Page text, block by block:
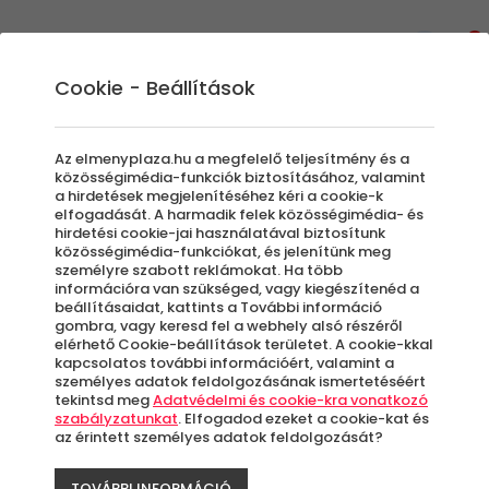
Virtuális Valóság | Szimulátoros
Élmények
A virtuális valóság játékok mindenki számára
izgalmasak, garantáltan feledhetetlen
élményt jelent egy ilyen ajándék. Amint
felveszed - Te, vagy pedig az, akit meglepsz a
VR (Virtual Reality) játék kuponnal - a VR
szemüveget, hihetetlen élményeket élhettek át.
Más testet kapsz, más környezetbe kerülsz,
ahol 360 fokban látsz mindent, és indulhat a
buli! A VR játékok lehetnek egyszemélyesek,
vagy élvezhetőek párban, csapatban, de a
szimulátorokat összekötve egymással is lehet
Cookie - Beállítások
Az elmenyplaza.hu a megfelelő teljesítmény és a
közösségimédia-funkciók biztosításához, valamint
a hirdetések megjelenítéséhez kéri a cookie-k
elfogadását. A harmadik felek közösségimédia- és
hirdetési cookie-jai használatával biztosítunk
közösségimédia-funkciókat, és jelenítünk meg
személyre szabott reklámokat. Ha több
információra van szükséged, vagy kiegészítenéd a
beállításaidat, kattints a További információ
gombra, vagy keresd fel a webhely alsó részéről
elérhető Cookie-beállítások területet. A cookie-kkal
kapcsolatos további információért, valamint a
személyes adatok feldolgozásának ismertetéséért
tekintsd megAdatvédelmi és cookie-kra vonatkozó
szabályzatunkat. Elfogadod ezeket a cookie-kat és
az érintett személyes adatok feldolgozását?